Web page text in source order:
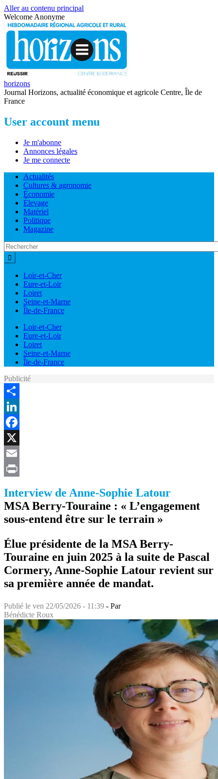
Aller au contenu principal
Welcome Anonyme
horizons
Journal Horizons, actualité économique et agricole Centre, Île de
France
User account menu
Je m'abonne
Annonces légales
Je me connecte
Actualités
Cultures & agronomie
Économie
Élevage
Matériel
Politique
Magazine
Loir-et-Cher
Eure-et-Loir
Loiret
Seine-et-Marne
Île-de-France
Loir-et-Cher
Eure-et-Loir
Loiret
Seine-et-Marne
Île-de-France
Publicité
Share
LinkedIn
Facebook
X
Email
Interview de Anne-Sophie Latour
MSA Berry-Touraine : « L’engagement
sous-entend être sur le terrain »
Élue présidente de la MSA Berry-
Touraine en juin 2025 à la suite de Pascal
Cormery, Anne-Sophie Latour revient sur
sa première année de mandat.
Publié le ven 22/05/2026 - 11:39 - Par
Bénédicte Roux